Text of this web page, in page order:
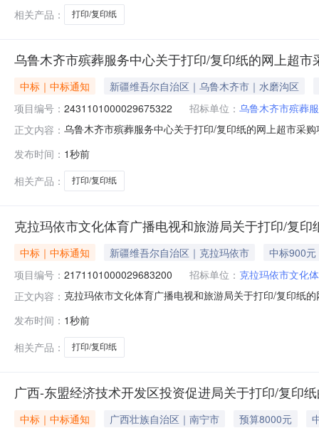
相关产品：
打印/复印纸
乌鲁木齐市殡葬服务中心关于打印/复印纸的网上超市
中标｜中标通知
新疆维吾尔自治区｜乌鲁木齐市｜水磨沟区
项目编号： 2431101000029675322 招标单位： 乌鲁木齐市殡葬
正文内容： 乌鲁木齐市殡葬服务中心关于打印/复印纸的网上超市采
采购计划金额（元）:项目所在行政区划编码:650199项
发布时间： 1秒前
相关产品：
打印/复印纸
克拉玛依市文化体育广播电视和旅游局关于打印/复
中标｜中标通知 新疆维吾尔自治区｜克拉玛依市
中标900元
项目编号： 2171101000029683200 招标单位： 克拉玛依市文化
正文内容： 克拉玛依市文化体育广播电视和旅游局关于打印/复印纸
额（元）:项目所在行政区划编码:650299项目所在行政
发布时间： 1秒前
相关产品：
打印/复印纸
广西-东盟经济技术开发区投资促进局关于打印/复印
中标｜中标通知 广西壮族自治区｜南宁市 预算8000元